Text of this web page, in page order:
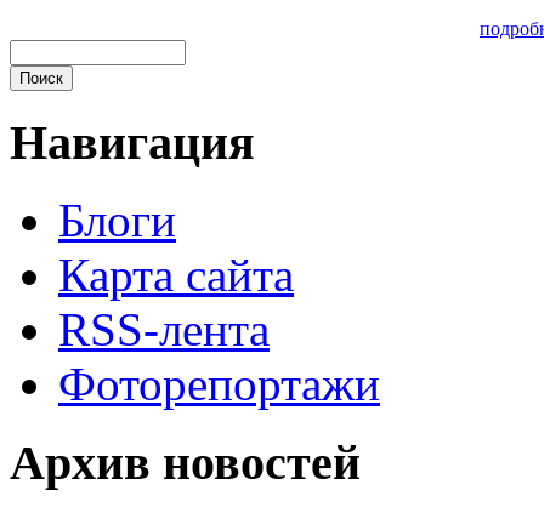
Навигация
Блоги
Карта сайта
RSS-лента
Фоторепортажи
Архив новостей